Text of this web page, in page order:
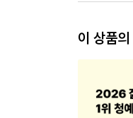
이 상품